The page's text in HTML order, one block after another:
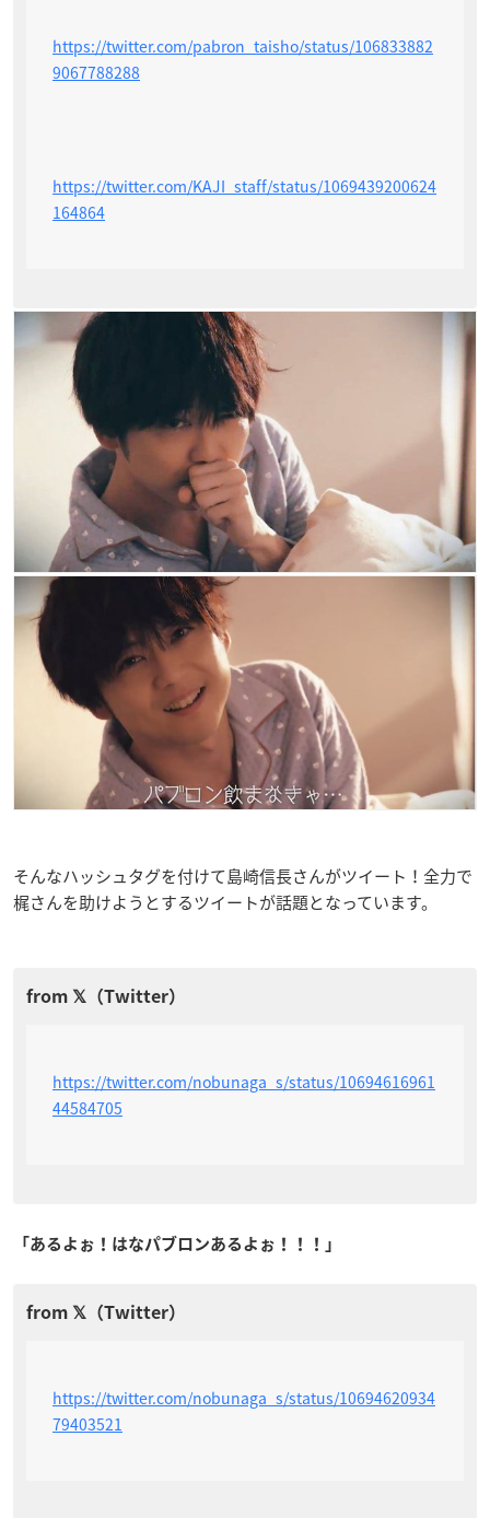
https://twitter.com/pabron_taisho/status/106833882
9067788288
https://twitter.com/KAJI_staff/status/1069439200624
164864
そんなハッシュタグを付けて島崎信長さんがツイート！全力で
梶さんを助けようとするツイートが話題となっています。
https://twitter.com/nobunaga_s/status/10694616961
44584705
「あるよぉ！はなパブロンあるよぉ！！！」
https://twitter.com/nobunaga_s/status/10694620934
79403521